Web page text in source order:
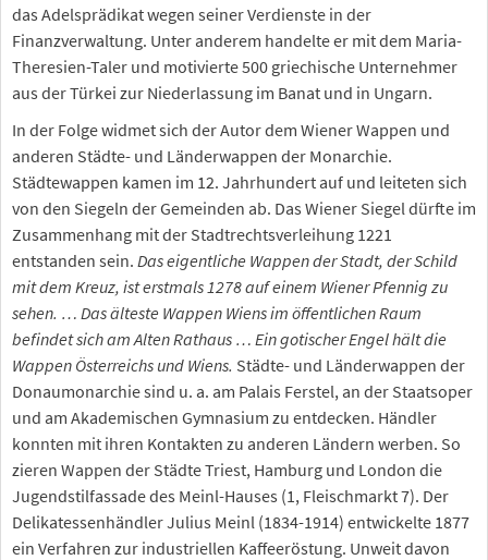
das Adelsprädikat wegen seiner Verdienste in der
Finanzverwaltung. Unter anderem handelte er mit dem Maria-
Theresien-Taler und motivierte 500 griechische Unternehmer
aus der Türkei zur Niederlassung im Banat und in Ungarn.
In der Folge widmet sich der Autor dem Wiener Wappen und
anderen Städte- und Länderwappen der Monarchie.
Städtewappen kamen im 12. Jahrhundert auf und leiteten sich
von den Siegeln der Gemeinden ab. Das Wiener Siegel dürfte im
Zusammenhang mit der Stadtrechtsverleihung 1221
entstanden sein. Das eigentliche Wappen der Stadt, der Schild
mit dem Kreuz, ist erstmals 1278 auf einem Wiener Pfennig zu
sehen. … Das älteste Wappen Wiens im öffentlichen Raum
befindet sich am Alten Rathaus … Ein gotischer Engel hält die
Wappen Österreichs und Wiens. Städte- und Länderwappen der
Donaumonarchie sind u. a. am Palais Ferstel, an der Staatsoper
und am Akademischen Gymnasium zu entdecken. Händler
konnten mit ihren Kontakten zu anderen Ländern werben. So
zieren Wappen der Städte Triest, Hamburg und London die
Jugendstilfassade des Meinl-Hauses (1, Fleischmarkt 7). Der
Delikatessenhändler Julius Meinl (1834-1914) entwickelte 1877
ein Verfahren zur industriellen Kaffeeröstung. Unweit davon